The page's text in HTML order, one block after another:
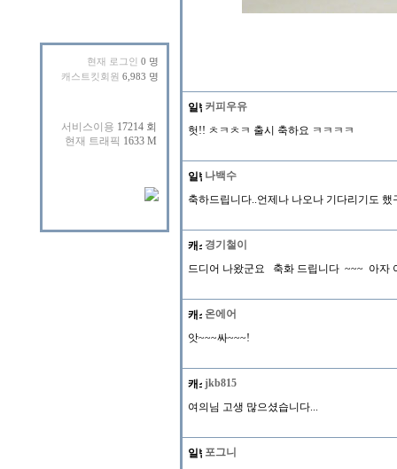
현재 로그인 0 명
캐스트킷회원 6,983 명
커피우유
헛!! ㅊㅋㅊㅋ 출시 축하요 ㅋㅋㅋㅋ
나백수
축하드립니다..언제나 나오나 기다리기도 했
경기철이
드디어 나왔군요 축화 드립니다 ~~~ 아
온에어
앗~~~싸~~~!
jkb815
여의님 고생 많으셨습니다...
포그니